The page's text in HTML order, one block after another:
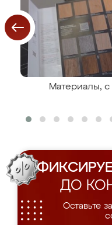
Материалы,
ДО
Оставьте